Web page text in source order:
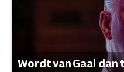
Wordt van Gaal dan